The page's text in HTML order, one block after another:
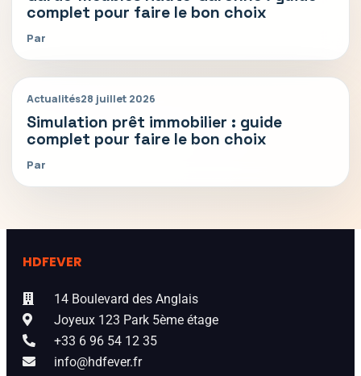
complet pour faire le bon choix
Par
Actualités28 juillet 2026
Simulation prêt immobilier : guide
complet pour faire le bon choix
Par
HDFEVER
14 Boulevard des Anglais
Joyeux 123 Park 5ème étage
+33 6 96 54 12 35
info@hdfever.fr